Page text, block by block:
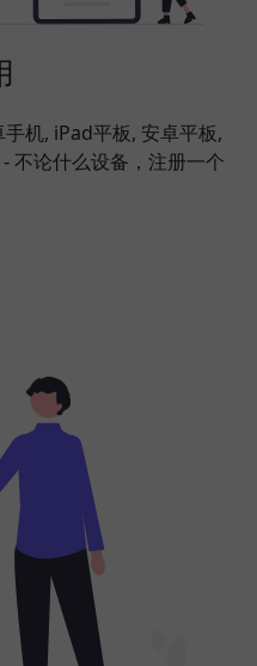
机, iPad平板, 安卓平板,
不论什么设备，注册一个